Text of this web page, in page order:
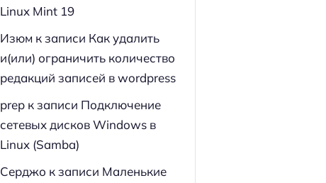
Linux Mint 19
Изюм к записи Как удалить
и(или) ограничить количество
редакций записей в wordpress
prepк записи Подключение
сетевых дисков Windows в
Linux (Samba)
Серджо к записи Маленькие